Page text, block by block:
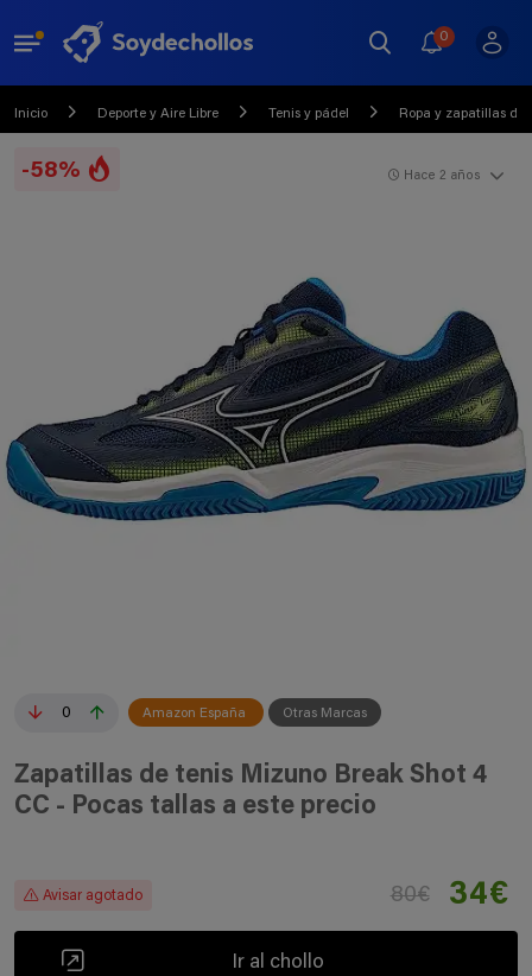
0
Inicio Deporte y Aire Libre Tenis y pádel Ropa y zapatillas de
-58%
0 Amazon España Otras Marcas
Hace 2 años
Zapatillas de tenis Mizuno Break Shot 4
CC - Pocas tallas a este precio
Avisar agotado 80€ 34€
Ir al chollo